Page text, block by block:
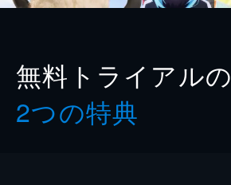
無料トライアルの
2つの特典